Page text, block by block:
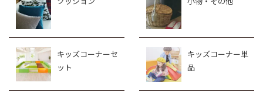
キッズコーナーセ
ット
キッズコーナー単
品